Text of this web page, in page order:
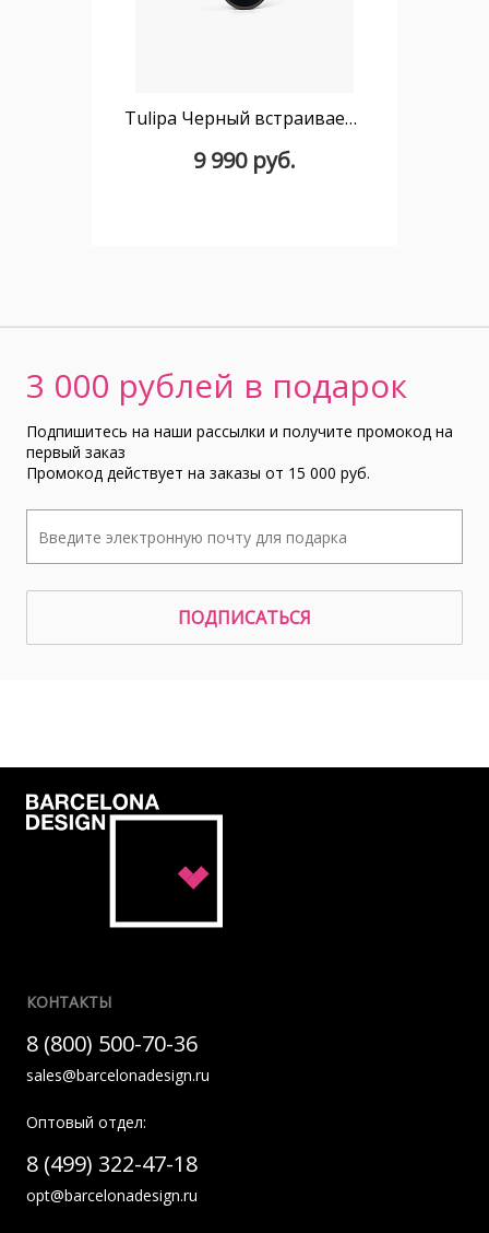
Tulipa Черный встраиваемый даунлайт 7W 55° 3000K CRI90
9 990 руб.
3 000 рублей в подарок
Подпишитесь на наши рассылки и получите промокод на
первый заказ
Промокод действует на заказы от 15 000 руб.
ПОДПИСАТЬСЯ
КОНТАКТЫ
8 (800) 500-70-36
sales@barcelonadesign.ru
Оптовый отдел:
8 (499) 322-47-18
opt@barcelonadesign.ru